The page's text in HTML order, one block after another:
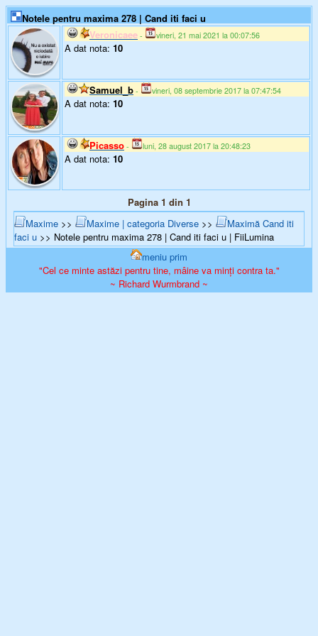
Notele pentru maxima 278 | Cand iti faci u
Veronicaee - vineri, 21 mai 2021 la 00:07:56
A dat nota: 10
Samuel_b - vineri, 08 septembrie 2017 la 07:47:54
A dat nota: 10
Picasso - luni, 28 august 2017 la 20:48:23
A dat nota: 10
Pagina 1 din 1
Maxime >> Maxime | categoria Diverse >>
Maximă Cand iti
faci u >> Notele pentru maxima 278 | Cand iti faci u | FiiLumina
meniu prim
"Cel ce minte astăzi pentru tine, mâine va minți contra ta."
~ Richard Wurmbrand ~